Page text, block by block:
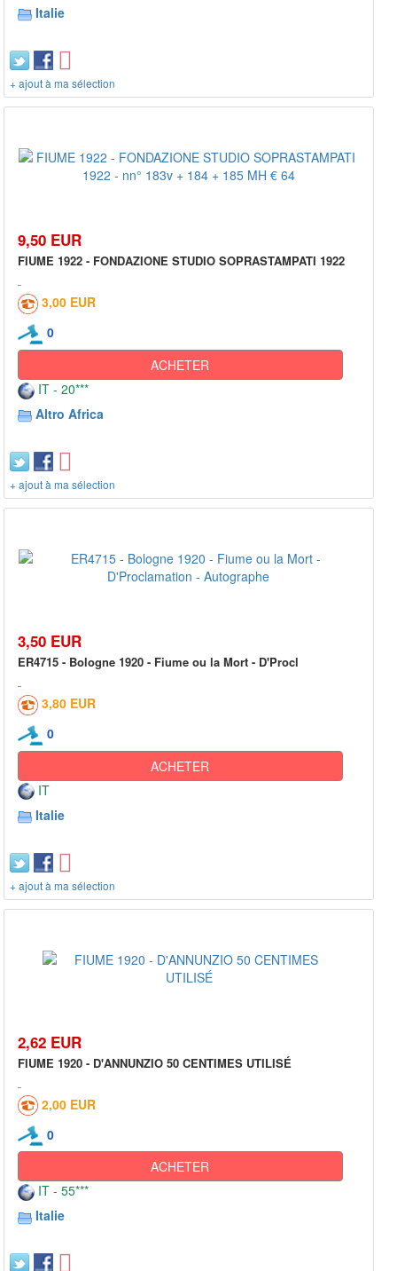
Italie
+ ajout à ma sélection
9,50 EUR
FIUME 1922 - FONDAZIONE STUDIO SOPRASTAMPATI 1922
3,00 EUR
0
ACHETER
IT - 20***
Altro Africa
+ ajout à ma sélection
3,50 EUR
ER4715 - Bologne 1920 - Fiume ou la Mort - D'Procl
3,80 EUR
0
ACHETER
IT
Italie
+ ajout à ma sélection
2,62 EUR
FIUME 1920 - D'ANNUNZIO 50 CENTIMES UTILISÉ
2,00 EUR
0
ACHETER
IT - 55***
Italie